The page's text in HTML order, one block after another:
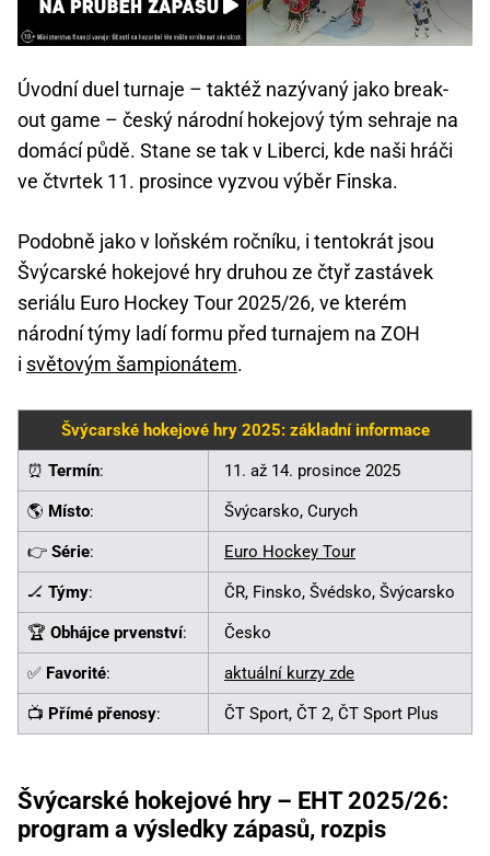
Úvodní duel turnaje – taktéž nazývaný jako break-
out game – český národní hokejový tým sehraje na
domácí půdě. Stane se tak v Liberci, kde naši hráči
ve čtvrtek 11. prosince vyzvou výběr Finska.
Podobně jako v loňském ročníku, i tentokrát jsou
Švýcarské hokejové hry druhou ze čtyř zastávek
seriálu Euro Hockey Tour 2025/26, ve kterém
národní týmy ladí formu před turnajem na ZOH
i světovým šampionátem.
Švýcarské hokejové hry 2025: základní informace
⏰ Termín: 11. až 14. prosince 2025
🌎 Místo: Švýcarsko, Curych
👉 Série: Euro Hockey Tour
🏒 Týmy: ČR, Finsko, Švédsko, Švýcarsko
🏆 Obhájce prvenství: Česko
✅ Favorité: aktuální kurzy zde
📺 Přímé přenosy: ČT Sport, ČT 2, ČT Sport Plus
Švýcarské hokejové hry – EHT 2025/26:
program a výsledky zápasů, rozpis